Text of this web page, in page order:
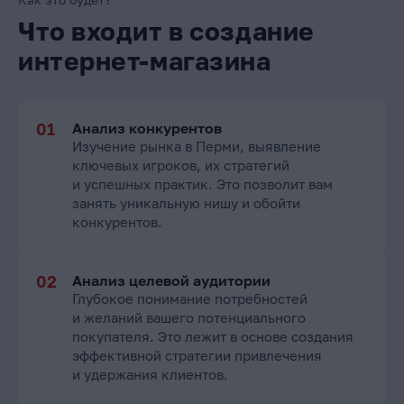
Что входит в создание
интернет-магазина
Анализ конкурентов
Изучение рынка в Перми, выявление
ключевых игроков, их стратегий
и успешных практик. Это позволит вам
занять уникальную нишу и обойти
конкурентов.
Анализ целевой аудитории
Глубокое понимание потребностей
и желаний вашего потенциального
покупателя. Это лежит в основе создания
эффективной стратегии привлечения
и удержания клиентов.